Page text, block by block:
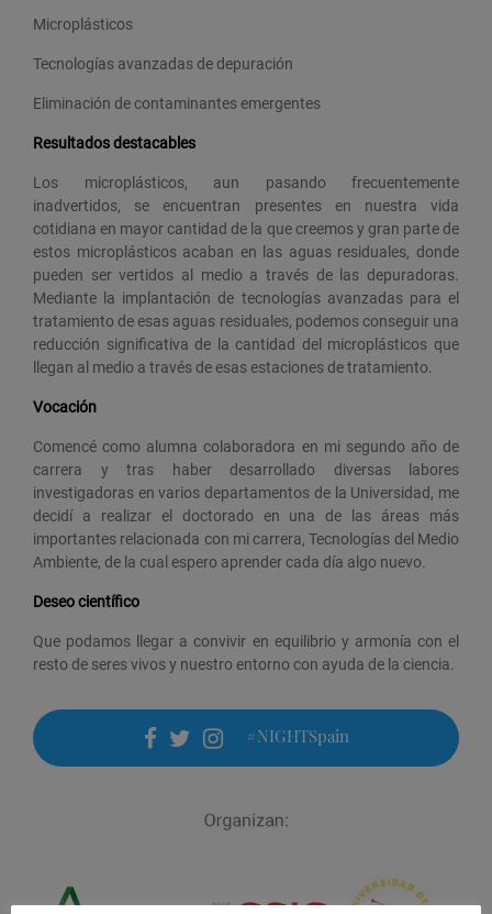
Microplásticos
Tecnologías avanzadas de depuración
Eliminación de contaminantes emergentes
Resultados destacables
Los microplásticos, aun pasando frecuentemente
inadvertidos, se encuentran presentes en nuestra vida
cotidiana en mayor cantidad de la que creemos y gran parte de
estos microplásticos acaban en las aguas residuales, donde
pueden ser vertidos al medio a través de las depuradoras.
Mediante la implantación de tecnologías avanzadas para el
tratamiento de esas aguas residuales, podemos conseguir una
reducción significativa de la cantidad del microplásticos que
llegan al medio a través de esas estaciones de tratamiento.
Vocación
Comencé como alumna colaboradora en mi segundo año de
carrera y tras haber desarrollado diversas labores
investigadoras en varios departamentos de la Universidad, me
decidí a realizar el doctorado en una de las áreas más
importantes relacionada con mi carrera, Tecnologías del Medio
Ambiente, de la cual espero aprender cada día algo nuevo.
Deseo científico
Que podamos llegar a convivir en equilibrio y armonía con el
resto de seres vivos y nuestro entorno con ayuda de la ciencia.
facebook
twitter
instagram
#NIGHTSpain